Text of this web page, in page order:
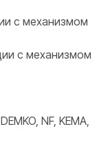
с механизмом
с механизмом
NF, KEMA,